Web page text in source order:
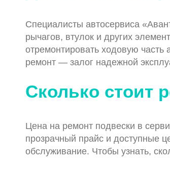
Специалисты автосервиса
рычагов, втулок и других
отремонтировать ходовую часть
ремонт — залог надежной
Сколько стоит
Цена на ремонт подвески в
прозрачный прайс и доступные
обслуживание. Чтобы узнать,